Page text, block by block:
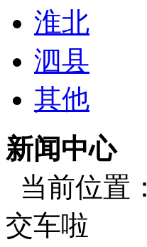
淮北
泗县
其他
新闻中心
当前位置：
交车啦